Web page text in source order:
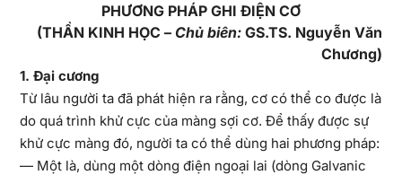
PHƯƠNG PHÁP GHI ĐIỆN CƠ
(THẦN KINH HỌC – Chủ biên:GS.TS. Nguyễn Văn
Chương)
1. Đại cương
Từ lâu người ta đã phát hiện ra rằng, cơ có thể co được là
do quá trình khử cực của màng sợi cơ. Để thấy được sự
khử cực màng đó, người ta có thể dùng hai phương pháp:
— Một là, dùng một dòng điện ngoại lai (dòng Galvanic